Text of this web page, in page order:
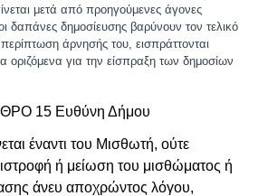
μετά από προηγούμενες άγονες
δαπάνες δημοσίευσης βαρύνουν τον τελικό
άρνησής του, εισπράττονται
οριζόμενα για την είσπραξη των δημοσίων
15 Ευθύνη Δήμου
έναντι του Μισθωτή, ούτε
ή μείωση του μισθώματος ή
άνευ αποχρώντος λόγου,